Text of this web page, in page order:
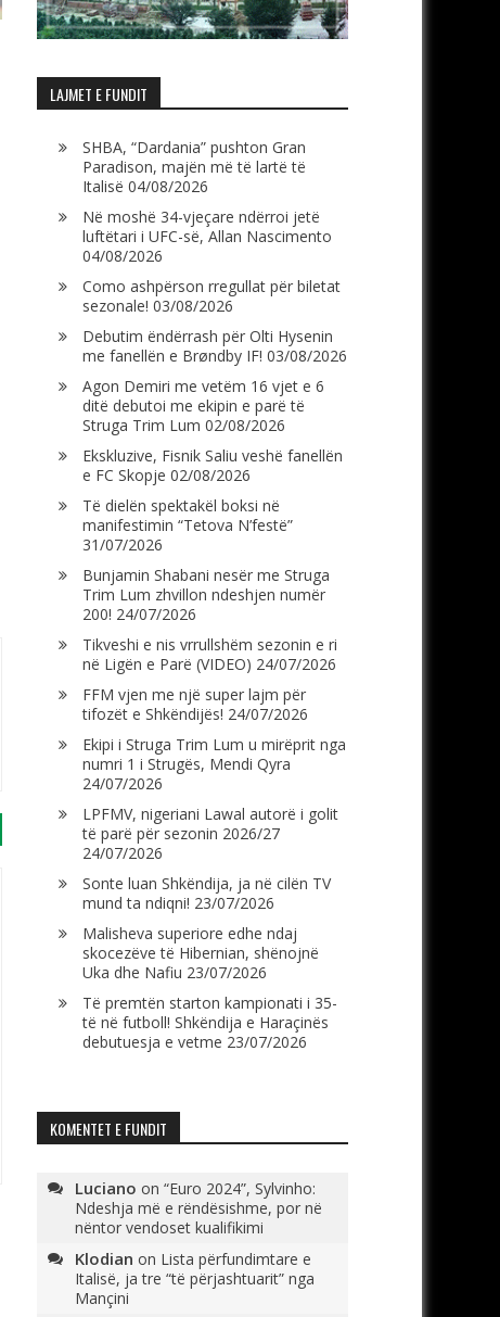
LAJMET E FUNDIT
SHBA, “Dardania” pushton Gran
Paradison, majën më të lartë të
Italisë 04/08/2026
Në moshë 34-vjeçare ndërroi jetë
luftëtari i UFC-së, Allan Nascimento
04/08/2026
Como ashpërson rregullat për biletat
sezonale! 03/08/2026
Debutim ëndërrash për Olti Hysenin
me fanellën e Brøndby IF! 03/08/2026
Agon Demiri me vetëm 16 vjet e 6
ditë debutoi me ekipin e parë të
Struga Trim Lum 02/08/2026
Ekskluzive, Fisnik Saliu veshë fanellën
e FC Skopje 02/08/2026
Të dielën spektakël boksi në
manifestimin “Tetova N’festë”
31/07/2026
Bunjamin Shabani nesër me Struga
Trim Lum zhvillon ndeshjen numër
200! 24/07/2026
Tikveshi e nis vrrullshëm sezonin e ri
në Ligën e Parë (VIDEO) 24/07/2026
FFM vjen me një super lajm për
tifozët e Shkëndijës! 24/07/2026
Ekipi i Struga Trim Lum u mirëprit nga
numri 1 i Strugës, Mendi Qyra
24/07/2026
LPFMV, nigeriani Lawal autorë i golit
të parë për sezonin 2026/27
24/07/2026
Sonte luan Shkëndija, ja në cilën TV
mund ta ndiqni! 23/07/2026
Malisheva superiore edhe ndaj
skocezëve të Hibernian, shënojnë
Uka dhe Nafiu 23/07/2026
Të premtën starton kampionati i 35-
të në futboll! Shkëndija e Haraçinës
debutuesja e vetme 23/07/2026
KOMENTET E FUNDIT
Luciano on “Euro 2024”, Sylvinho:
Ndeshja më e rëndësishme, por në
nëntor vendoset kualifikimi
Klodian on Lista përfundimtare e
Italisë, ja tre “të përjashtuarit” nga
Mançini